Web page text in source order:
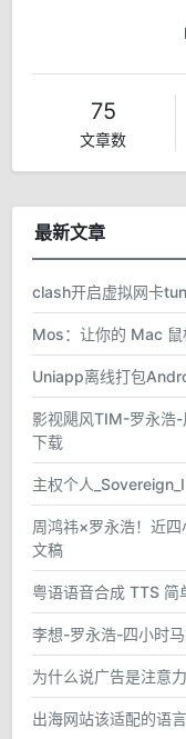
75
文章数
最新文章
clash开启虚拟网卡
Mos：让你的 Mac 鼠
Uniapp离线打包
影视飓风TIM-罗永浩
下载
主权个人
周鸿祎×罗永浩！近
文稿
粤语语音合成 TTS 简
李想-罗永浩-四小时
为什么说广告是注意
出海网站该适配的语言